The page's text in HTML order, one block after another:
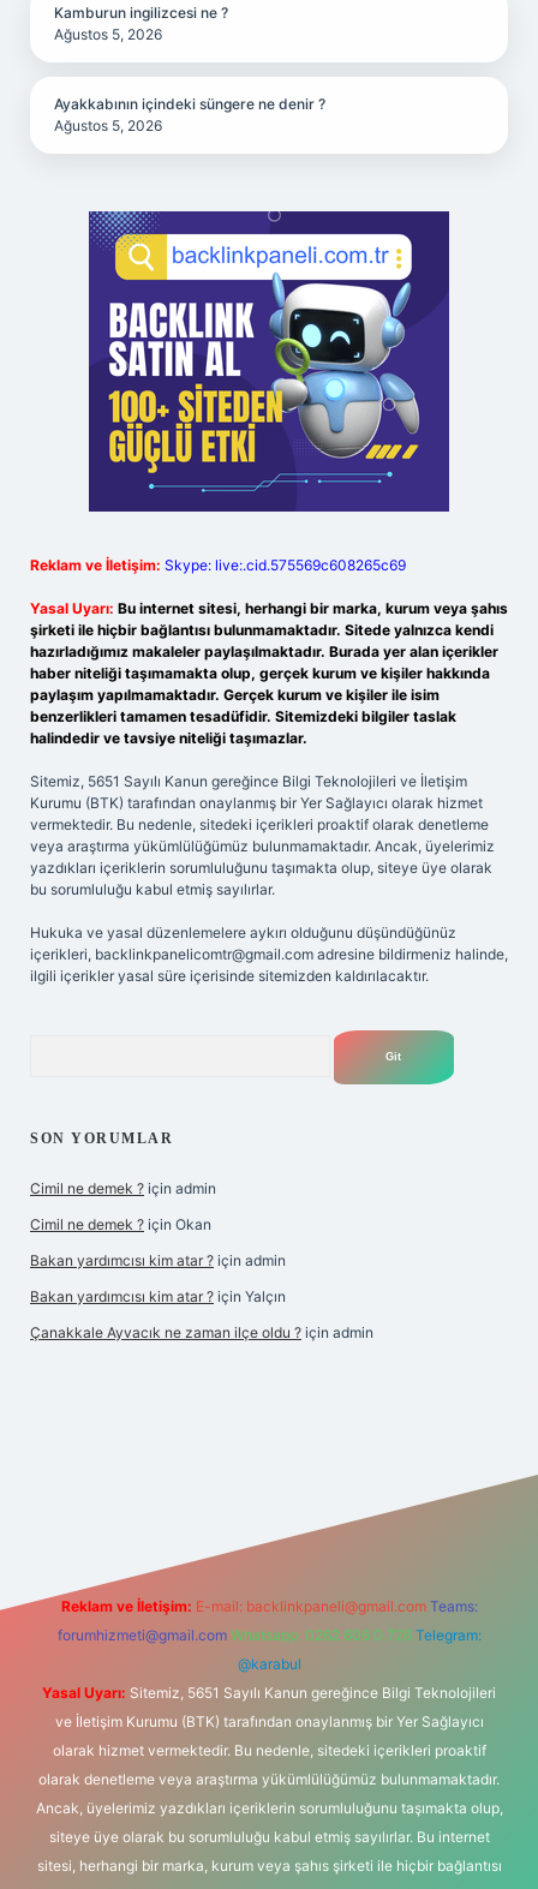
Kamburun ingilizcesi ne ?
Ağustos 5, 2026
Ayakkabının içindeki süngere ne denir ?
Ağustos 5, 2026
Reklam ve İletişim: Skype: live:.cid.575569c608265c69
Yasal Uyarı: Bu internet sitesi, herhangi bir marka, kurum veya şahıs
şirketi ile hiçbir bağlantısı bulunmamaktadır. Sitede yalnızca kendi
hazırladığımız makaleler paylaşılmaktadır. Burada yer alan içerikler
haber niteliği taşımamakta olup, gerçek kurum ve kişiler hakkında
paylaşım yapılmamaktadır. Gerçek kurum ve kişiler ile isim
benzerlikleri tamamen tesadüfidir. Sitemizdeki bilgiler taslak
halindedir ve tavsiye niteliği taşımazlar.
Sitemiz, 5651 Sayılı Kanun gereğince Bilgi Teknolojileri ve İletişim
Kurumu (BTK) tarafından onaylanmış bir Yer Sağlayıcı olarak hizmet
vermektedir. Bu nedenle, sitedeki içerikleri proaktif olarak denetleme
veya araştırma yükümlülüğümüz bulunmamaktadır. Ancak, üyelerimiz
yazdıkları içeriklerin sorumluluğunu taşımakta olup, siteye üye olarak
bu sorumluluğu kabul etmiş sayılırlar.
Hukuka ve yasal düzenlemelere aykırı olduğunu düşündüğünüz
içerikleri, backlinkpanelicomtr@gmail.com adresine bildirmeniz halinde,
ilgili içerikler yasal süre içerisinde sitemizden kaldırılacaktır.
SON YORUMLAR
Cimil ne demek ? için admin
Cimil ne demek ? için Okan
Bakan yardımcısı kim atar ? için admin
Bakan yardımcısı kim atar ? için Yalçın
Çanakkale Ayvacık ne zaman ilçe oldu ? için admin
Reklam ve İletişim: E-mail: backlinkpaneli@gmail.com Teams:
forumhizmeti@gmail.com Whatsapp: 0262 606 0 726 Telegram:
@karabul
Yasal Uyarı: Sitemiz, 5651 Sayılı Kanun gereğince Bilgi Teknolojileri
ve İletişim Kurumu (BTK) tarafından onaylanmış bir Yer Sağlayıcı
olarak hizmet vermektedir. Bu nedenle, sitedeki içerikleri proaktif
olarak denetleme veya araştırma yükümlülüğümüz bulunmamaktadır.
Ancak, üyelerimiz yazdıkları içeriklerin sorumluluğunu taşımakta olup,
siteye üye olarak bu sorumluluğu kabul etmiş sayılırlar. Bu internet
sitesi, herhangi bir marka, kurum veya şahıs şirketi ile hiçbir bağlantısı